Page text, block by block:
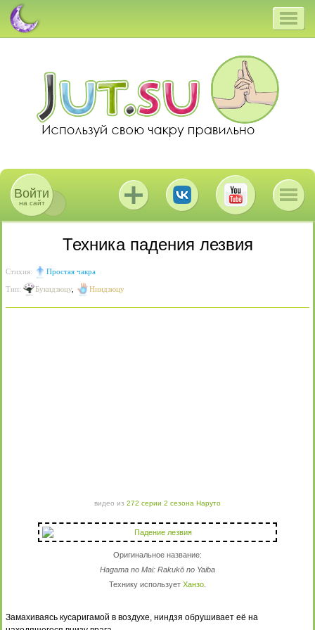
Войти
на сайт
Техника падения лезвия
Стихия: Простая чакра
Тип: Букидзюцу Ниндзюцу
видео из 272 серии 2 сезона Наруто
Оригинальное название:
Hagama no Mai: Rakukō no Yaiba
Технику использует Ханзо
Замахиваясь кусаригамой в воздухе, ниндзя обрушивает её на